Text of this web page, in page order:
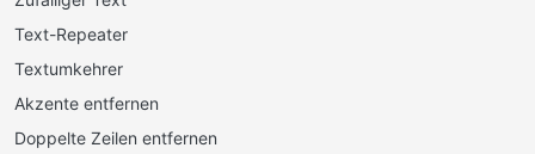
Text-Repeater
Textumkehrer
Akzente entfernen
Doppelte Zeilen entfernen